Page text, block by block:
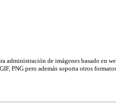
administración de imágenes basado en
PNG pero además soporta otros